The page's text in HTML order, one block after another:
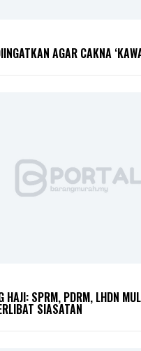
AGAR CAKNA
HAJI: SPRM, PDRM, LHDN
SIASATAN